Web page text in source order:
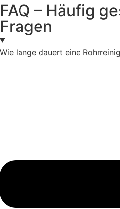
FAQ – Häufig
Fragen
Wie lange dauert eine